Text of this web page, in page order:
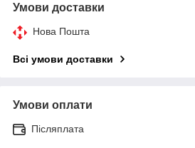
Умови доставки
Нова Пошта
Всі умови доставки
Умови оплати
Післяплата